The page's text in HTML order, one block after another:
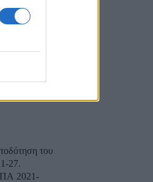
για τις
του
27.
2021-